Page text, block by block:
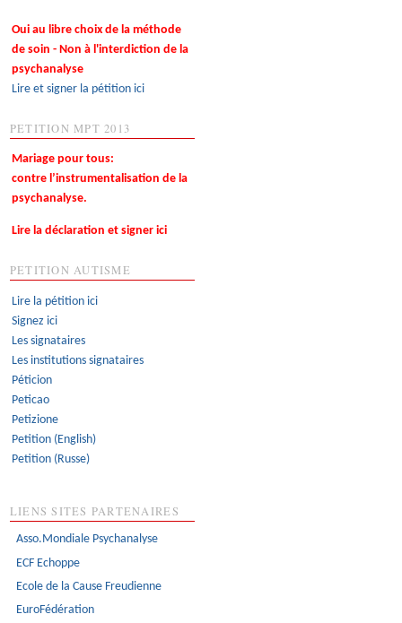
Oui au libre choix de la méthode
de soin - Non à l'interdiction de la
psychanalyse
Lire et signer la pétition ici
PETITION MPT 2013
Mariage pour tous:
contre l’instrumentalisation de la
psychanalyse.
Lire la déclaration et signer ici
PETITION AUTISME
Lire la pétition ici
Signez ici
Les signataires
Les institutions signataires
Péticion
Peticao
Petizione
Petition (English)
Petition (Russe)
LIENS SITES PARTENAIRES
Asso.Mondiale Psychanalyse
ECF Echoppe
Ecole de la Cause Freudienne
EuroFédération